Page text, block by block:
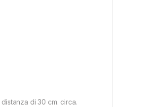
di 30 cm. circa.